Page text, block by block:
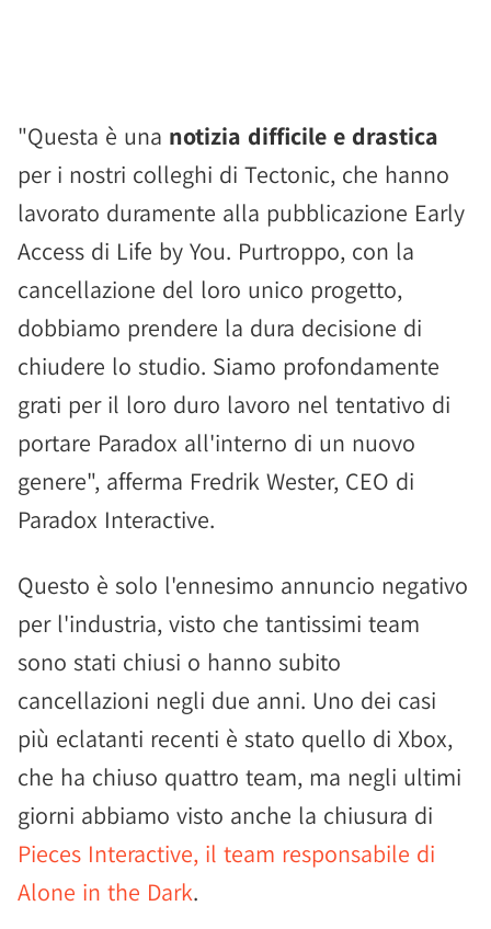
"Questa è una notizia difficile e drastica
per i nostri colleghi di Tectonic, che hanno
lavorato duramente alla pubblicazione Early
Access di Life by You. Purtroppo, con la
cancellazione del loro unico progetto,
dobbiamo prendere la dura decisione di
chiudere lo studio. Siamo profondamente
grati per il loro duro lavoro nel tentativo di
portare Paradox all'interno di un nuovo
genere", afferma Fredrik Wester, CEO di
Paradox Interactive.
Questo è solo l'ennesimo annuncio negativo
per l'industria, visto che tantissimi team
sono stati chiusi o hanno subito
cancellazioni negli due anni. Uno dei casi
più eclatanti recenti è stato quello di Xbox,
che ha chiuso quattro team, ma negli ultimi
giorni abbiamo visto anche la chiusura di
Pieces Interactive, il team responsabile di
Alone in the Dark.